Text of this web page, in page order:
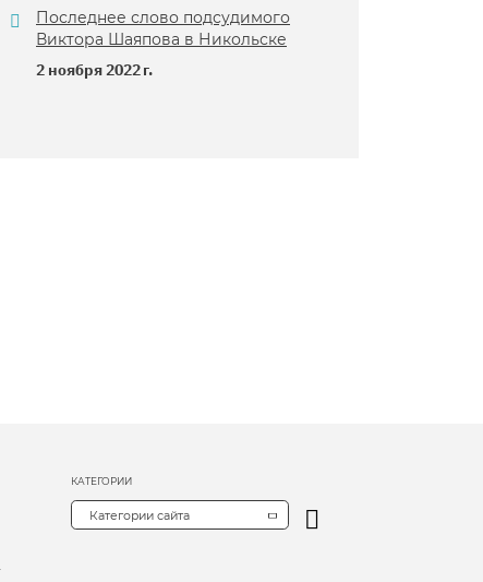
Последнее слово подсудимого
Виктора Шаяпова в Никольске
2 ноября 2022 г.
КАТЕГОРИИ
Категории сайта